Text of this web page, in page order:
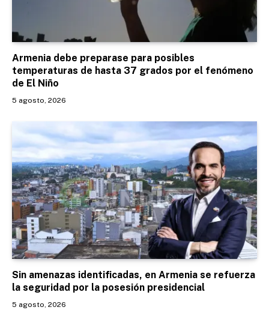
Armenia debe preparase para posibles
temperaturas de hasta 37 grados por el fenómeno
de El Niño
5 agosto, 2026
Sin amenazas identificadas, en Armenia se refuerza
la seguridad por la posesión presidencial
5 agosto, 2026